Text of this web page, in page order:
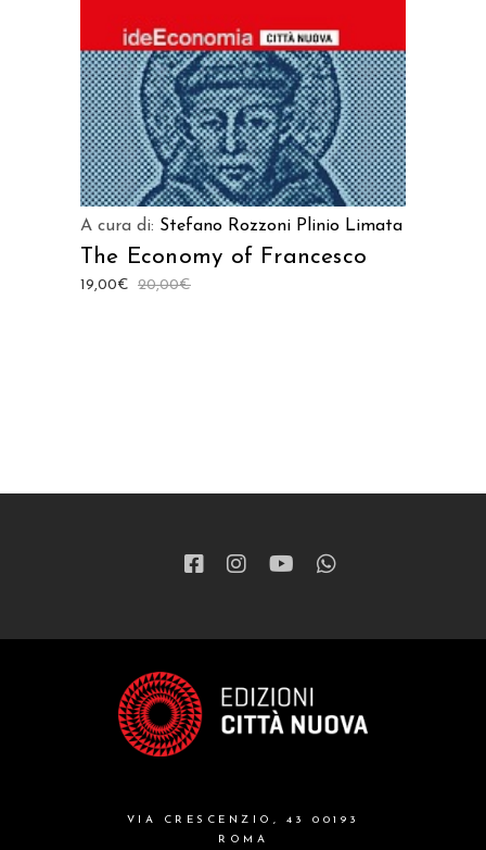
A cura di: Stefano Rozzoni Plinio Limata
The Economy of Francesco
20,00€
19,00€
VIA CRESCENZIO, 43 00193
ROMA